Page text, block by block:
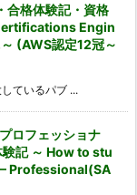
合格体験記・資格
Engin
(AWS認定12冠～
ているパブ ...
ロフェッショナ
験記 ～ How to stu
Professional(SA